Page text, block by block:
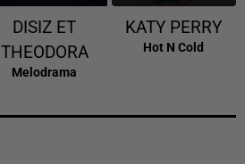
DISIZ ET
THEODORA
Melodrama
KATY PERRY
Hot N Cold